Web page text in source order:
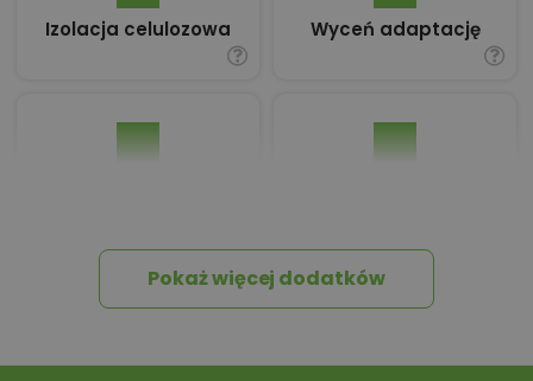
Izolacja celulozowa Wyceń adaptację
Tablica informacyjna
Przydomowa
Pokaż więcej dodatków